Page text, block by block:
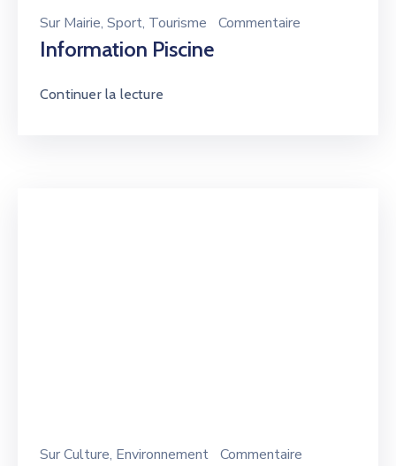
Sur Mairie‚ Sport‚ Tourisme Commentaire
Information Piscine
Continuer la lecture
SurCulture‚ Environnement Commentaire